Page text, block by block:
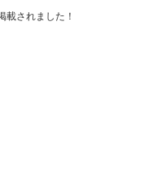
載されました！